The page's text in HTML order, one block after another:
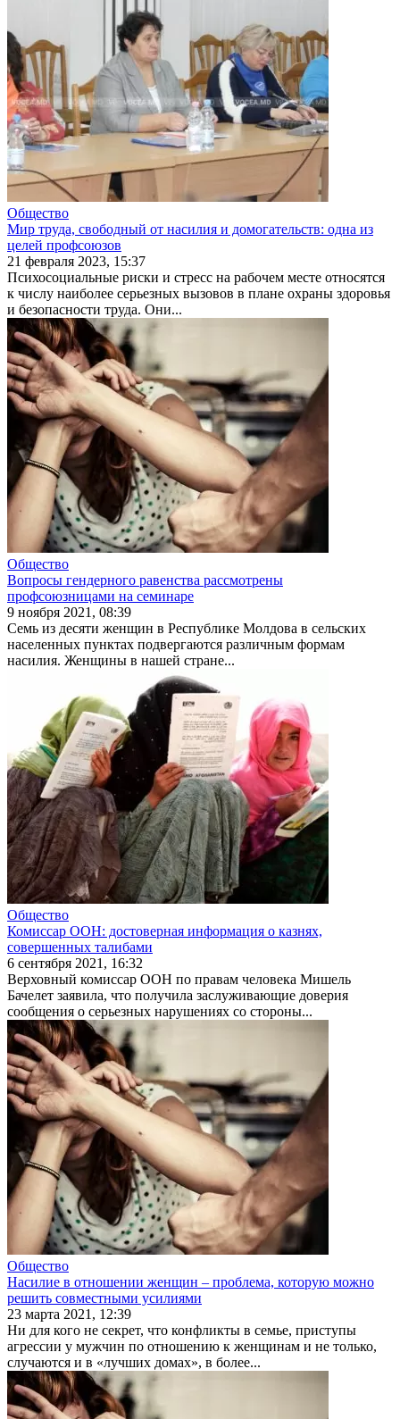
Общество
Мир труда, свободный от насилия и домогательств: одна из
целей профсоюзов
21 февраля 2023, 15:37
Психосоциальные риски и стресс на рабочем месте относятся
к числу наиболее серьезных вызовов в плане охраны здоровья
и безопасности труда. Они...
Общество
Вопросы гендерного равенства рассмотрены
профсоюзницами на семинаре
9 ноября 2021, 08:39
Семь из десяти женщин в Респуб­лике Молдова в сельских
населен­ных пунктах подвергаются различ­ным формам
насилия. Женщины в нашей стране...
Общество
Комиссар ООН: достоверная информация о казнях,
совершенных талибами
6 сентября 2021, 16:32
Верховный комиссар ООН по правам человека Мишель
Бачелет заявила, что полу­чила заслуживающие дове­рия
сообщения о серьезных нарушениях со стороны...
Общество
Насилие в отношении женщин ‒ проблема, которую можно
решить совместными усилиями
23 марта 2021, 12:39
Ни для кого не секрет, что конфликты в семье, приступы
агрессии у мужчин по отноше­нию к женщинам и не только,
случаются и в «лучших домах», в более...